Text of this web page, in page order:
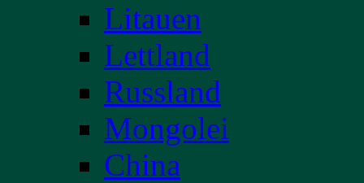
Litauen
Lettland
Russland
Mongolei
China